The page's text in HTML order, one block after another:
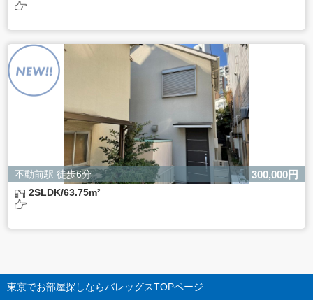
不動前駅 徒歩6分 300,000円
2SLDK/63.75m²
東京でお部屋探しならバレッグスTOPページ